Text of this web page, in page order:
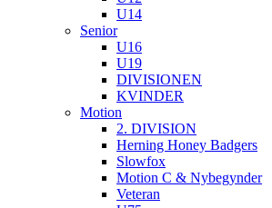
U14
Senior
U16
U19
DIVISIONEN
KVINDER
Motion
2. DIVISION
Herning Honey Badgers
Slowfox
Motion C & Nybegynder
Veteran